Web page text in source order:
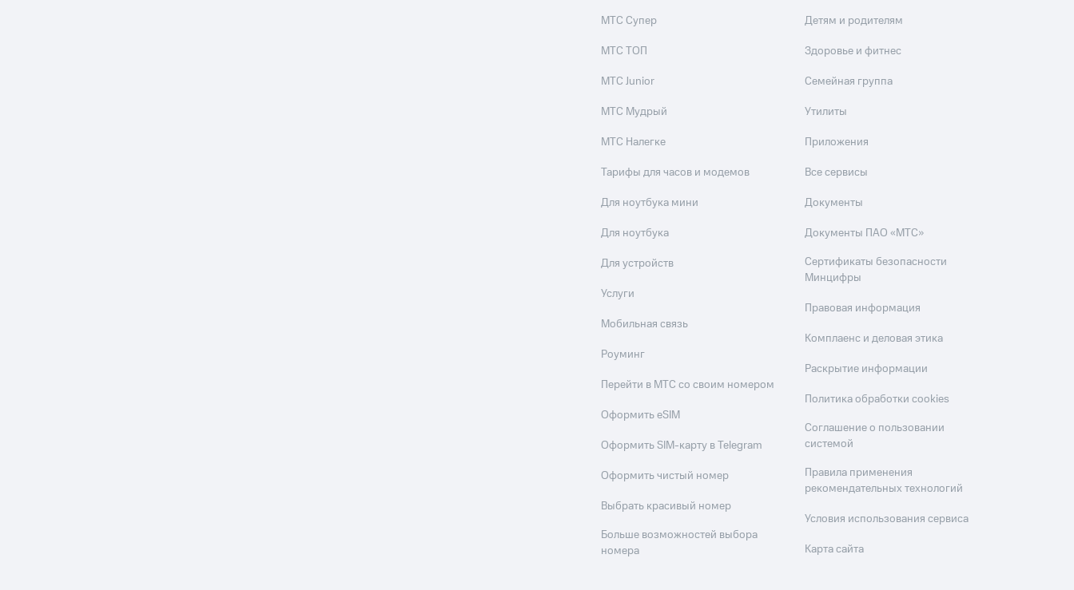
МТС Супер
МТС ТОП
МТС Junior
МТС Мудрый
МТС Налегке
Тарифы для часов и модемов
Для ноутбука мини
Для ноутбука
Для устройств
Услуги
Мобильная связь
Роуминг
Перейти в МТС со своим номером
Оформить eSIM
Оформить SIM-карту в Telegram
Оформить чистый номер
Выбрать красивый номер
Больше возможностей выбора
номера
Детям и родителям
Здоровье и фитнес
Семейная группа
Утилиты
Приложения
Все сервисы
Документы
Документы ПАО «МТС»
Сертификаты безопасности
Минцифры
Правовая информация
Комплаенс и деловая этика
Раскрытие информации
Политика обработки cookies
Соглашение о пользовании
системой
Правила применения
рекомендательных технологий
Условия использования сервиса
Карта сайта